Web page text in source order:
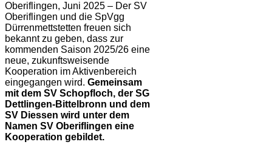
Oberiflingen, Juni 2025 – Der SV
Oberiflingen und die SpVgg
Dürrenmettstetten freuen sich
bekannt zu geben, dass zur
kommenden Saison 2025/26 eine
neue, zukunftsweisende
Kooperation im Aktivenbereich
eingegangen wird. Gemeinsam
mit dem SV Schopfloch, der SG
Dettlingen-Bittelbronn und dem
SV Diessen wird unter dem
Namen SV Oberiflingen eine
Kooperation gebildet.